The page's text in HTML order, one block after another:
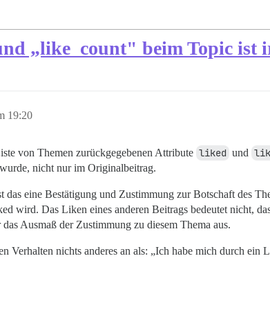
„like_count" beim Topic ist
19:20
von Themen zurückgegebenen Attribute liked und
nicht nur im Originalbeitrag.
eine Bestätigung und Zustimmung zur Botschaft des
wird. Das Liken eines anderen Beitrags bedeutet nicht,
Ausmaß der Zustimmung zu diesem Thema aus.
Verhalten nichts anderes an als: „Ich habe mich durch ein